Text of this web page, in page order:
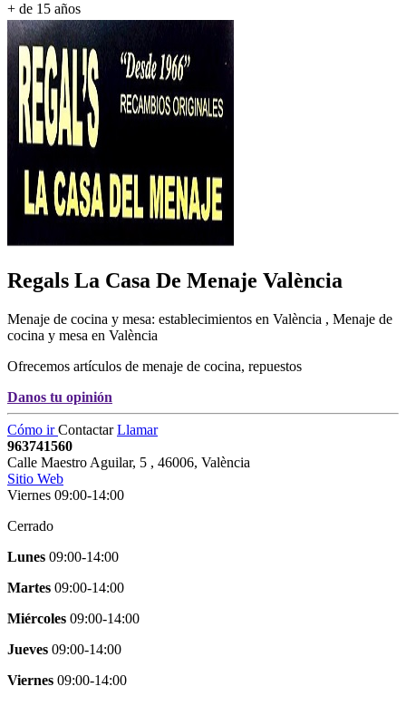
+ de 15 años
Regals La Casa De Menaje València
Menaje de cocina y mesa: establecimientos en València , Menaje de
cocina y mesa en València
Ofrecemos artículos de menaje de cocina, repuestos
Danos tu opinión
Cómo irContactarLlamar
963741560
Calle Maestro Aguilar, 5 , 46006, València
Sitio Web
Viernes 09:00-14:00
Cerrado
Lunes 09:00-14:00
Martes 09:00-14:00
Miércoles 09:00-14:00
Jueves 09:00-14:00
Viernes 09:00-14:00